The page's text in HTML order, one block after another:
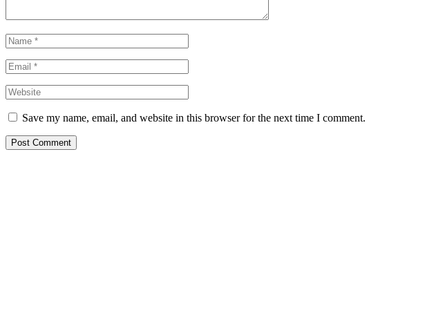
Save my name, email, and website in this browser for the next time I comment.